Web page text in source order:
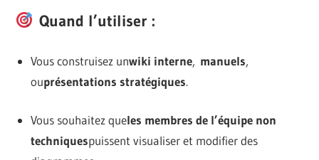
Quand l’utiliser :
Vous construisez unwiki interne, manuels,
ouprésentations stratégiques.
Vous souhaitez queles membres de l’équipe non
techniquespuissent visualiser et modifier des